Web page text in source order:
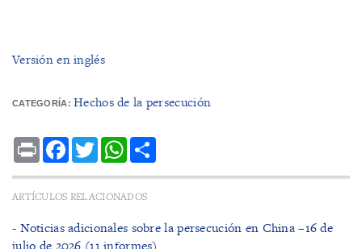
Versión en inglés
CATEGORÍA: Hechos de la persecución
Print Facebook
TwitterWhatsApp
ARTÍCULOS RELACIONADOS
- Noticias adicionales sobre la persecución en China –16 de
julio de 2026 (11 informes)